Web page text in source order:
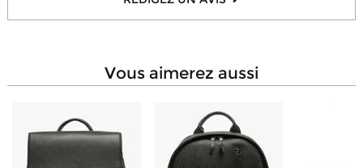
En bandoulière, A la main
vous aimerez aussi